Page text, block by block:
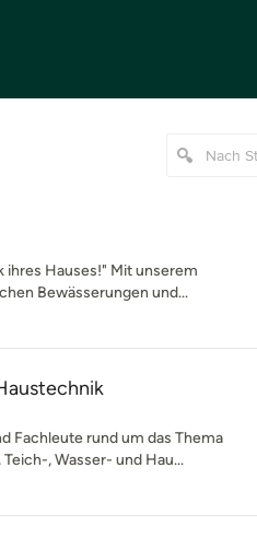
Hauses!" Mit unserem
Bewässerungen und...
Fachleute rund um das Thema
, Wasser- und Hau...